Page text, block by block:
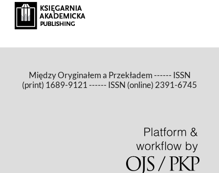
Między Oryginałem a Przekładem ------ ISSN
(print) 1689-9121 ------ ISSN (online) 2391-6745